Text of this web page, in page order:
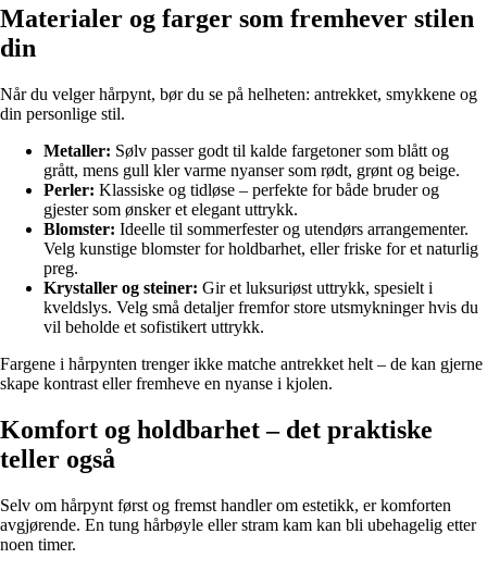
Materialer og farger som fremhever stilen
din
Når du velger hårpynt, bør du se på helheten: antrekket, smykkene og
din personlige stil.
Metaller: Sølv passer godt til kalde fargetoner som blått og
grått, mens gull kler varme nyanser som rødt, grønt og beige.
Perler: Klassiske og tidløse – perfekte for både bruder og
gjester som ønsker et elegant uttrykk.
Blomster: Ideelle til sommerfester og utendørs arrangementer.
Velg kunstige blomster for holdbarhet, eller friske for et naturlig
preg.
Krystaller og steiner: Gir et luksuriøst uttrykk, spesielt i
kveldslys. Velg små detaljer fremfor store utsmykninger hvis du
vil beholde et sofistikert uttrykk.
Fargene i hårpynten trenger ikke matche antrekket helt – de kan gjerne
skape kontrast eller fremheve en nyanse i kjolen.
Komfort og holdbarhet – det praktiske
teller også
Selv om hårpynt først og fremst handler om estetikk, er komforten
avgjørende. En tung hårbøyle eller stram kam kan bli ubehagelig etter
noen timer.